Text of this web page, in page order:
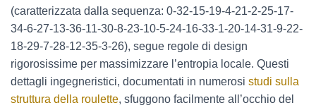
(caratterizzata dalla sequenza: 0-32-15-19-4-21-2-25-17-
34-6-27-13-36-11-30-8-23-10-5-24-16-33-1-20-14-31-9-22-
18-29-7-28-12-35-3-26), segue regole di design
rigorosissime per massimizzare l’entropia locale. Questi
dettagli ingegneristici, documentati in numerosi studi sulla
struttura della roulette, sfuggono facilmente all’occhio del